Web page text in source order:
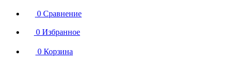
0 Сравнение
0 Избранное
0 Корзина